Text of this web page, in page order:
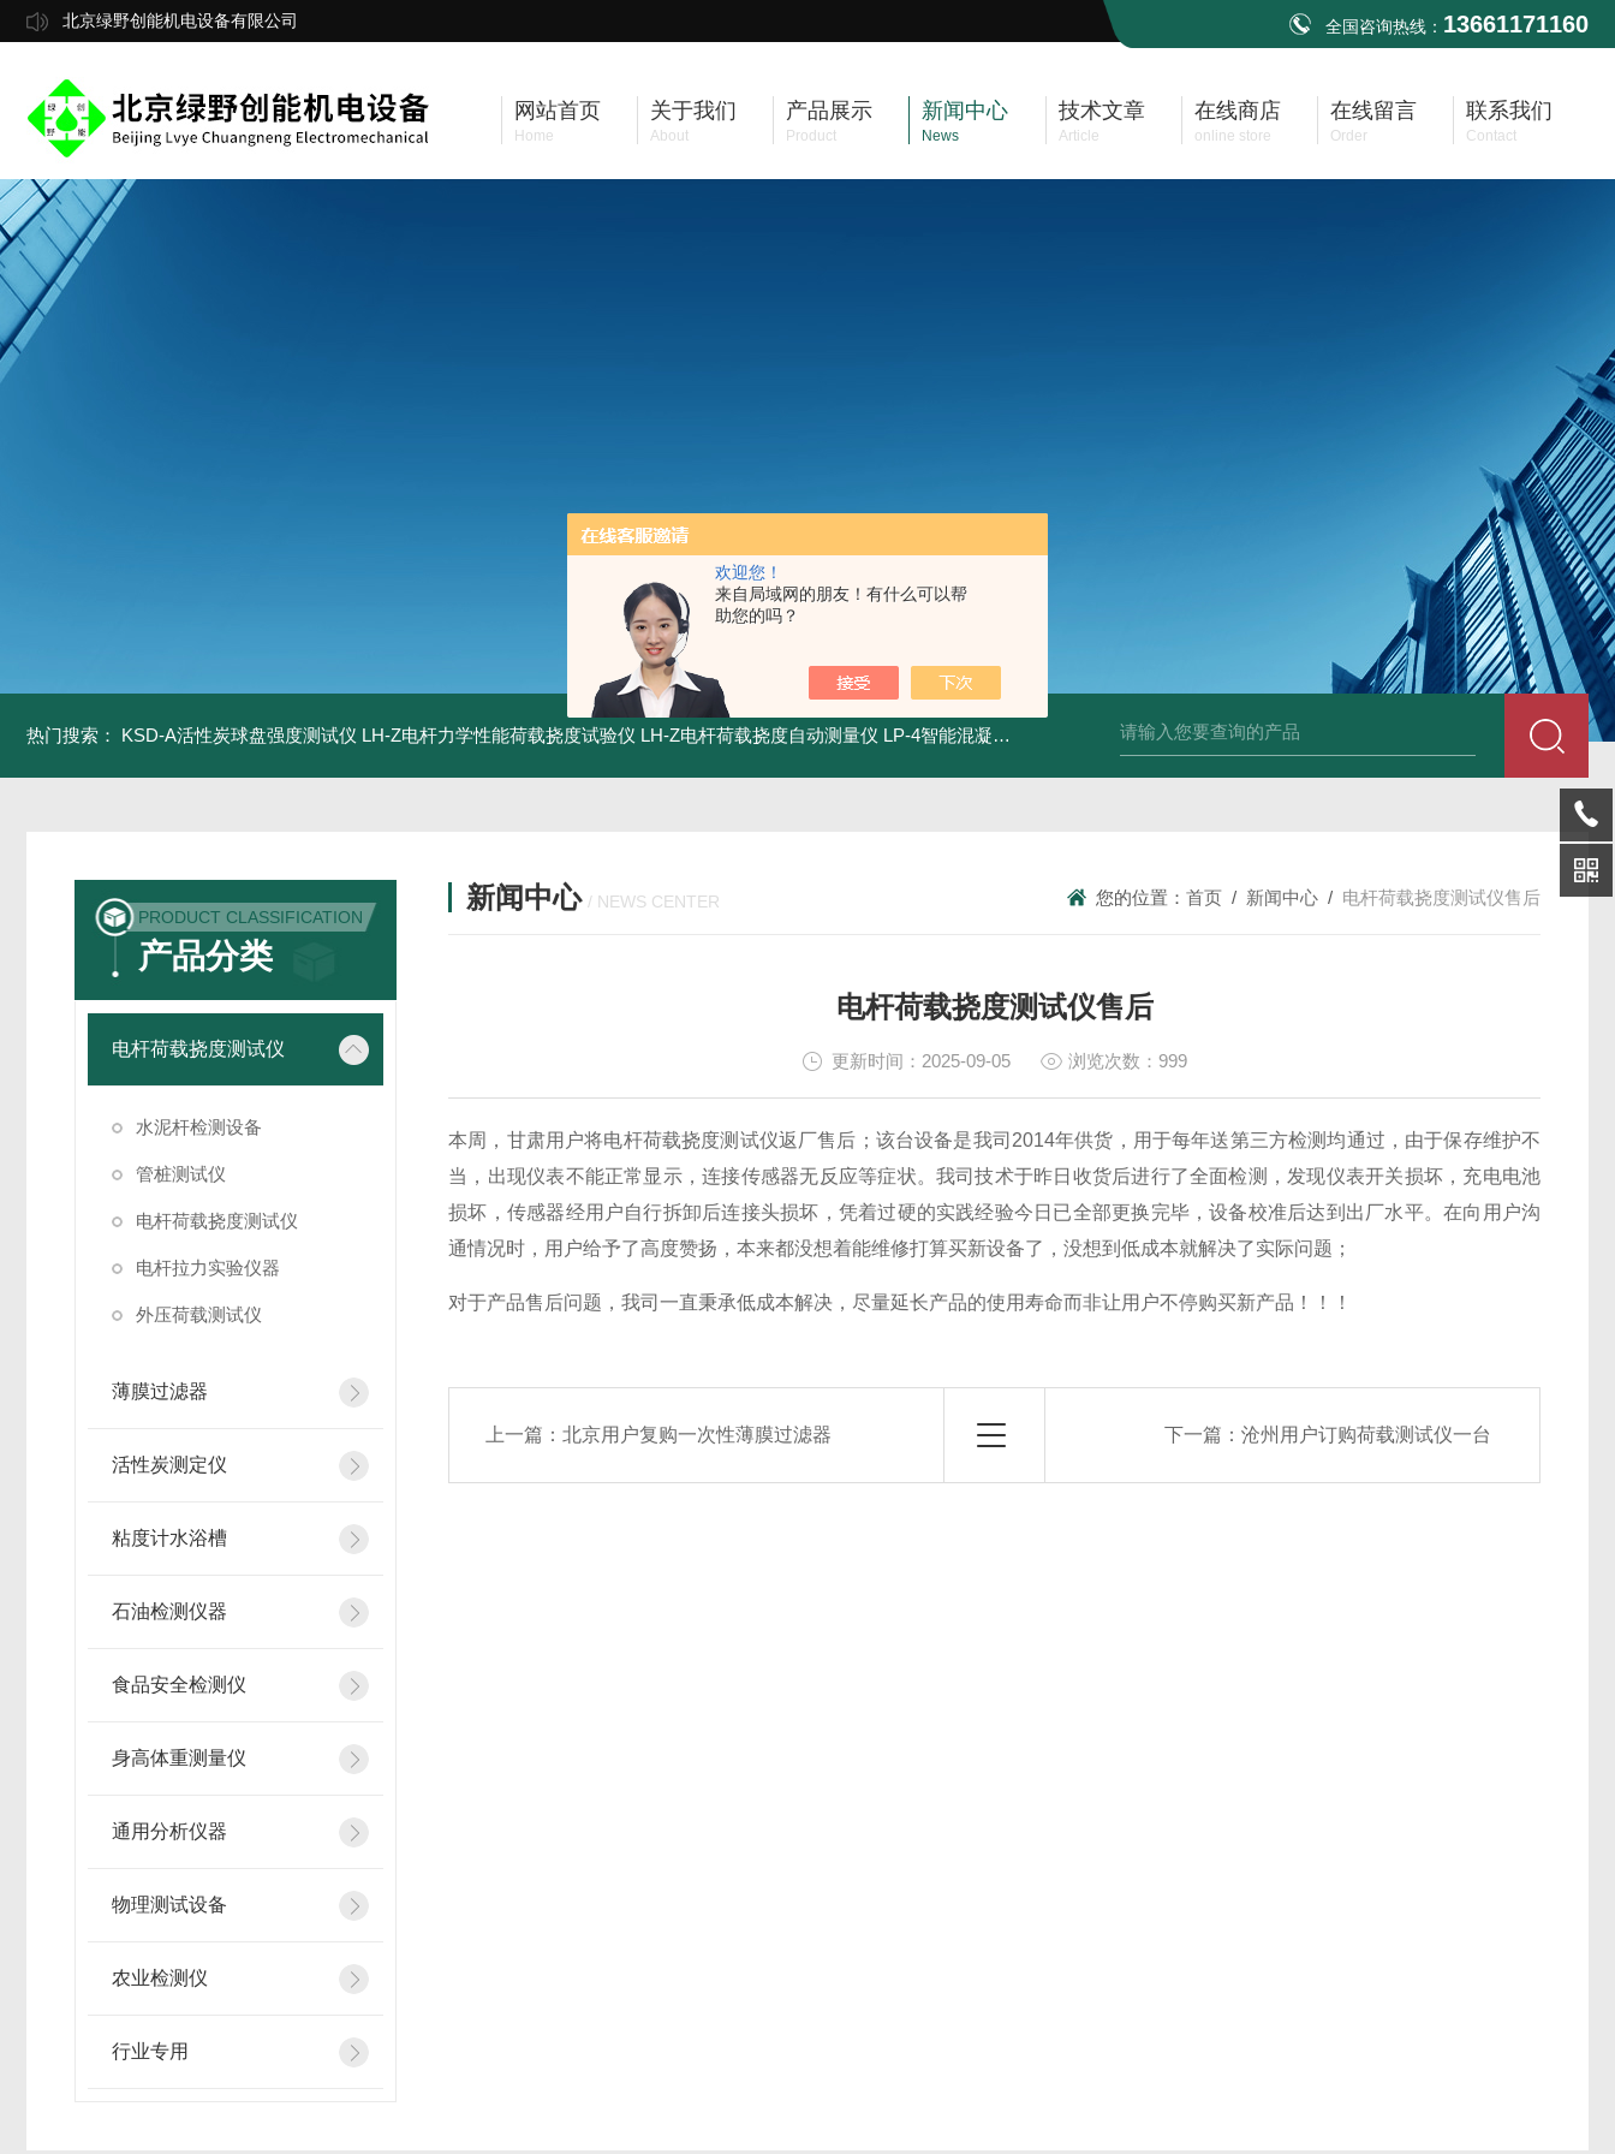
欢迎您！
来自局域网的朋友！有什么可以帮
助您的吗？
北京绿野创能机电设备有限公司 全国咨询热线： 13661171160
网站首页
Home
关于我们
About
产品展示
Product
新闻中心
News
技术文章
Article
在线商店
online store
在线留言
Order
联系我们
Contact
热门搜索： KSD-A活性炭球盘强度测试仪 LH-Z电杆力学性能荷载挠度试验仪 LH-Z电杆荷载挠度自动测量仪 LP-4智能混凝土电杆检测系统 LP-4混凝土电杆检测仪 LW-4电杆荷载挠度自动测量仪（无线
PRODUCT CLASSIFICATION
产品分类
电杆荷载挠度测试仪
水泥杆检测设备
管桩测试仪
电杆荷载挠度测试仪
电杆拉力实验仪器
外压荷载测试仪
薄膜过滤器
活性炭测定仪
粘度计水浴槽
石油检测仪器
食品安全检测仪
身高体重测量仪
通用分析仪器
物理测试设备
农业检测仪
行业专用
新闻中心 / NEWS CENTER 您的位置： 首页 / 新闻中心 / 电杆荷载挠度测试仪售后
电杆荷载挠度测试仪售后
更新时间：2025-09-05 浏览次数：999
本周，甘肃用户将电杆荷载挠度测试仪返厂售后；该台设备是我司2014年供货，用于每年送第三方检测均通过，由于保存维护不
当，出现仪表不能正常显示，连接传感器无反应等症状。我司技术于昨日收货后进行了全面检测，发现仪表开关损坏，充电电池
损坏，传感器经用户自行拆卸后连接头损坏，凭着过硬的实践经验今日已全部更换完毕，设备校准后达到出厂水平。在向用户沟
通情况时，用户给予了高度赞扬，本来都没想着能维修打算买新设备了，没想到低成本就解决了实际问题；
对于产品售后问题，我司一直秉承低成本解决，尽量延长产品的使用寿命而非让用户不停购买新产品！！！
上一篇：北京用户复购一次性薄膜过滤器 下一篇： 沧州用户订购荷载测试仪一台